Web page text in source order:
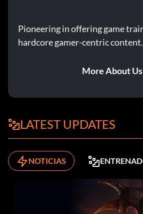
Pioneering in offering game
hardcore gamer-centric content.
More About Us
LATEST UPDATES
NOTICIAS